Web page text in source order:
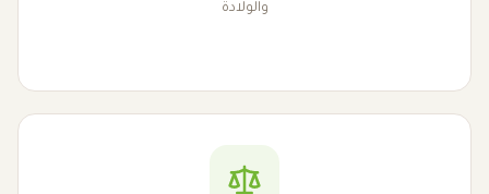
والولادة